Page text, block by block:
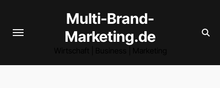
springen
Multi-Brand-
Marketing.de